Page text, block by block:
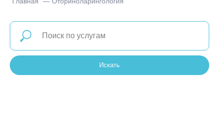
Искать
Другие отделения